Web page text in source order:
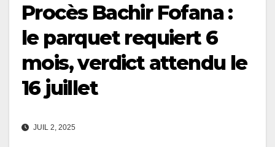
Procès Bachir Fofana :
le parquet requiert 6
mois, verdict attendu le
16 juillet
JUIL 2, 2025